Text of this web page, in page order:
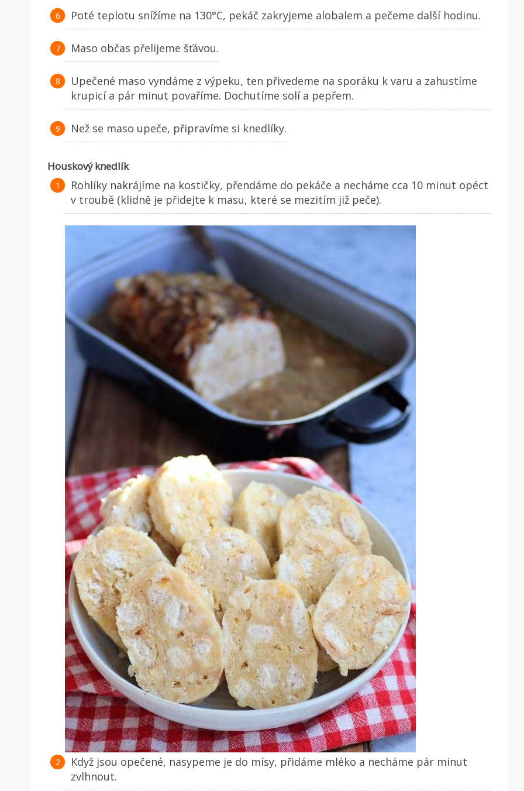
Poté teplotu snížíme na 130°C, pekáč zakryjeme alobalem a pečeme další hodinu.
Maso občas přelijeme šťávou.
Upečené maso vyndáme z výpeku, ten přivedeme na sporáku k varu a zahustíme
krupicí a pár minut povaříme. Dochutíme solí a pepřem.
Než se maso upeče, připravíme si knedlíky.
Houskový knedlík
Rohlíky nakrájíme na kostičky, přendáme do pekáče a necháme cca 10 minut opéct
v troubě (klidně je přidejte k masu, které se mezitím již peče).
Když jsou opečené, nasypeme je do mísy, přidáme mléko a necháme pár minut
zvlhnout.